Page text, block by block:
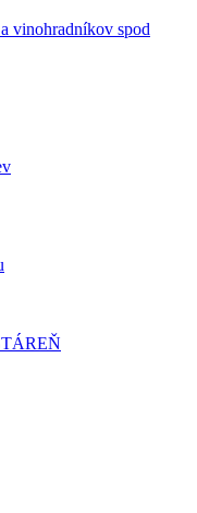
vinohradníkov spod